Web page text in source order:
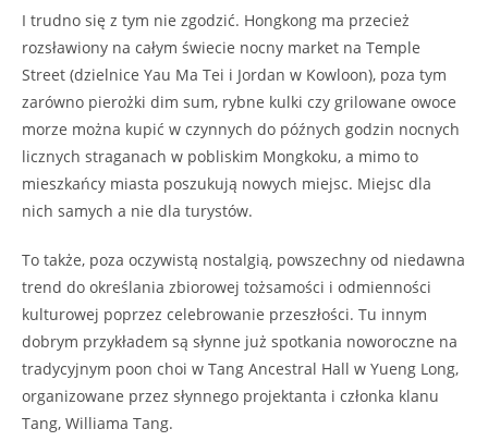
I trudno się z tym nie zgodzić. Hongkong ma przecież
rozsławiony na całym świecie nocny market na Temple
Street (dzielnice Yau Ma Tei i Jordan w Kowloon), poza tym
zarówno pierożki dim sum, rybne kulki czy grilowane owoce
morze można kupić w czynnych do późnych godzin nocnych
licznych straganach w pobliskim Mongkoku, a mimo to
mieszkańcy miasta poszukują nowych miejsc. Miejsc dla
nich samych a nie dla turystów.
To także, poza oczywistą nostalgią, powszechny od niedawna
trend do określania zbiorowej tożsamości i odmienności
kulturowej poprzez celebrowanie przeszłości. Tu innym
dobrym przykładem są słynne już spotkania noworoczne na
tradycyjnym poon choi w Tang Ancestral Hall w Yueng Long,
organizowane przez słynnego projektanta i członka klanu
Tang, Williama Tang.